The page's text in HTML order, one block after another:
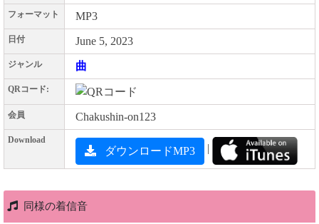
フォーマット MP3
日付 June 5, 2023
ジャンル 曲
QRコード:
会員 Chakushin-on123
Download
ダウンロードMP3 |
同様の着信音